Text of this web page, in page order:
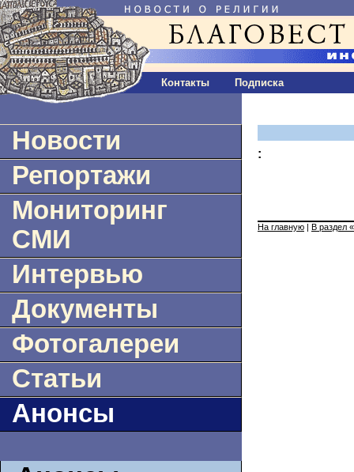
Контакты Подписка
Новости
Репортажи
Мониторинг
СМИ
Интервью
Документы
Фотогалереи
Статьи
Анонсы
:
На главную В раздел